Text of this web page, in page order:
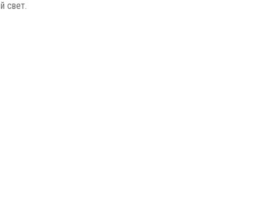
свет.